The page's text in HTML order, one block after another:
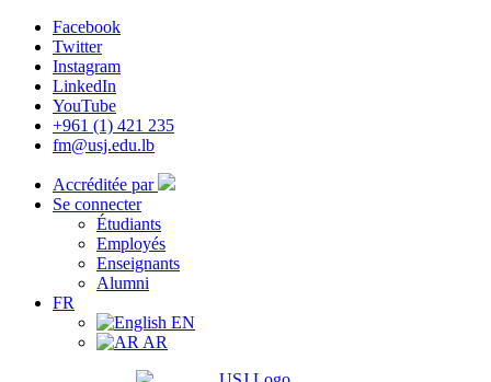
Facebook
Twitter
Instagram
LinkedIn
YouTube
+961 (1) 421 235
fm@usj.edu.lb
Accréditée par
Se connecter
Étudiants
Employés
Enseignants
Alumni
FR
EN
AR